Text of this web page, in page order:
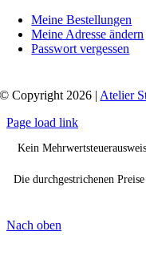
Meine Bestellungen
Meine Adresse ändern
Passwort vergessen
© Copyright 2026 | Atelier
Page load link
Kein
Die durchgestrichenen
Nach oben